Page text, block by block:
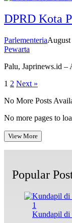
DPRD Kota
Parlementeria
Pewarta
Palu, Japrinews.id
Posts
pagination
1 2 Next »
No More Posts
No more pages to
View More
Popular
1
Kundapil di